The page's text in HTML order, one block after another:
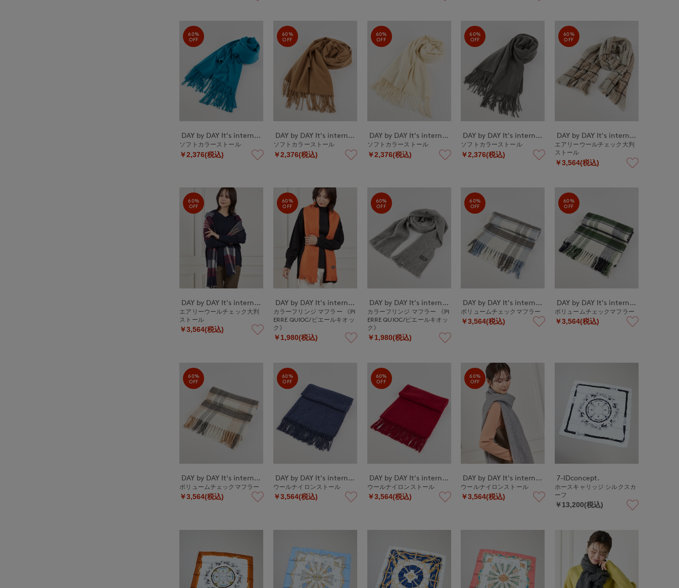
60%
OFF
DAY by DAY It's international
ソフトカラーストール
￥2,376(税込)
60%
OFF
DAY by DAY It's international
ソフトカラーストール
￥2,376(税込)
60%
OFF
DAY by DAY It's international
ソフトカラーストール
￥2,376(税込)
60%
OFF
DAY by DAY It's international
ソフトカラーストール
￥2,376(税込)
60%
OFF
DAY by DAY It's international
エアリーウールチェック大判
ストール
￥3,564(税込)
60%
OFF
DAY by DAY It's international
エアリーウールチェック大判
ストール
￥3,564(税込)
60%
OFF
DAY by DAY It's international
カラーフリンジ マフラー 《PI
ERRE QUIOC/ピエールキオッ
ク》
￥1,980(税込)
60%
OFF
DAY by DAY It's international
カラーフリンジ マフラー 《PI
ERRE QUIOC/ピエールキオッ
ク》
￥1,980(税込)
60%
OFF
DAY by DAY It's international
ボリュームチェックマフラー
￥3,564(税込)
60%
OFF
DAY by DAY It's international
ボリュームチェックマフラー
￥3,564(税込)
60%
OFF
DAY by DAY It's international
ボリュームチェックマフラー
￥3,564(税込)
60%
OFF
DAY by DAY It's international
ウールナイロンストール
￥3,564(税込)
60%
OFF
DAY by DAY It's international
ウールナイロンストール
￥3,564(税込)
60%
OFF
DAY by DAY It's international
ウールナイロンストール
￥3,564(税込)
7-IDconcept.
ホースキャリッジ シルクスカ
ーフ
￥13,200(税込)